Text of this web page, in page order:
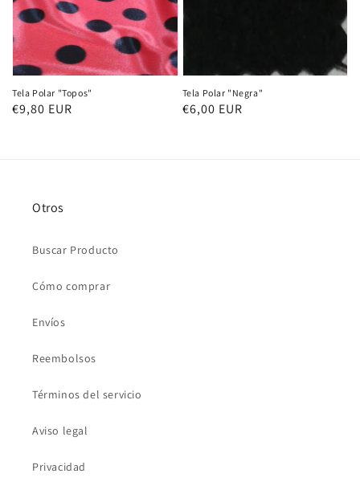
Tela Polar "Topos"
Precio
€9,80 EUR
Tela Polar "Negra"
Precio
€6,00 EUR
Otros
Buscar Producto
Cómo comprar
Envíos
Reembolsos
Términos del servicio
Aviso legal
Privacidad